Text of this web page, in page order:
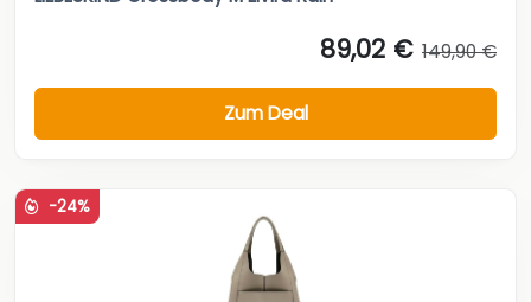
89,02 € 149,90 €
Zum Deal
-24%